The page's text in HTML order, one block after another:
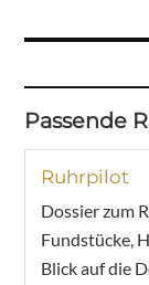
Passende
Ruhrpilot
Dossier zum
Fundstücke,
Blick auf die